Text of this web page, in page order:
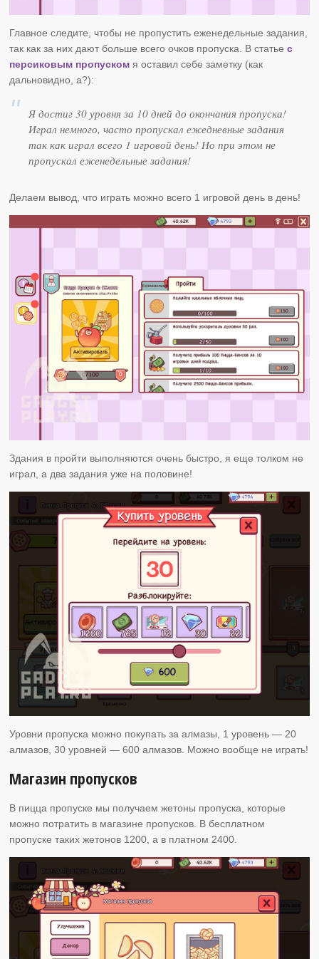
Главное следите, чтобы не пропустить еженедельные задания,
так как за них дают больше всего очков пропуска. В статьес
персиковым пропуском я оставил себе заметку (как
дальновидно, а?):
Я достиг 30 уровня за 10 дней до окончания пропуска!
Играл немного, часто пропускал ежедневные задания
так как играл всего 1 игровой день! Но при этом не
пропускал еженедельные задания!
Делаем вывод, что играть можно всего 1 игровой день в день!
Здания в пройти выполняются очень быстро, я еще толком не
играл, а два задания уже на половине!
Уровни пропуска можно покупать за алмазы, 1 уровень — 20
алмазов, 30 уровней — 600 алмазов. Можно вообще не играть!
Магазин пропусков
В пицца пропуске мы получаем жетоны пропуска, которые
можно потратить в магазине пропусков. В бесплатном
пропуске таких жетонов 1200, а в платном 2400.